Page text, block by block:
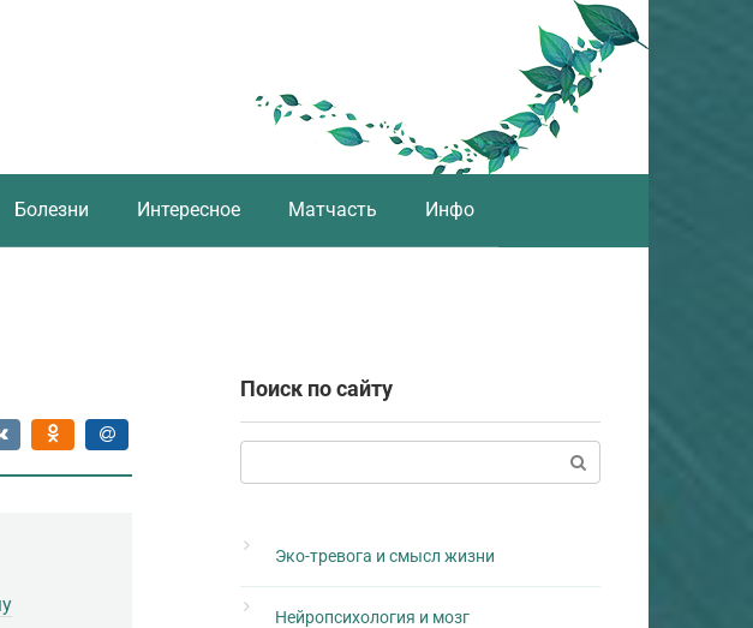
Болезни Интересное Матчасть Инфо
Поиск по сайту
Эко-тревога и смысл жизни
Нейропсихология и мозг